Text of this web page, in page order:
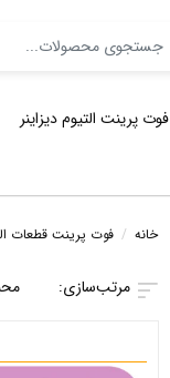
فوت پرینت التیوم دیزاینر
خانه / فوت پرینت قطعات